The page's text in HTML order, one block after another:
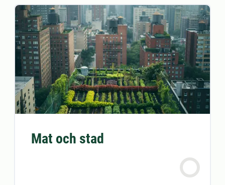
Mat och stad